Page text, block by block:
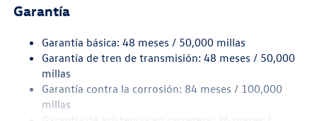
Garantía
Garantía básica: 48 meses / 50,000 millas
Garantía de tren de transmisión: 48 meses / 50,000
millas
Garantía contra la corrosión: 84 meses / 100,000
millas